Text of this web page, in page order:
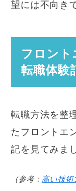
望には不向き
フロント
転職体験
転職方法を整
たフロントエ
記を見てみま
（参考： 高い技術